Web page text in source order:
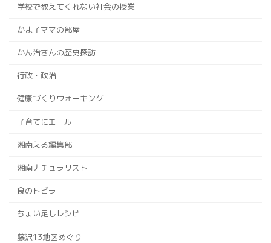
学校で教えてくれない社会の授業
かよ子ママの部屋
かん治さんの歴史探訪
行政・政治
健康づくりウォーキング
子育てにエール
湘南える編集部
湘南ナチュラリスト
食のトビラ
ちょい足しレシピ
藤沢13地区めぐり